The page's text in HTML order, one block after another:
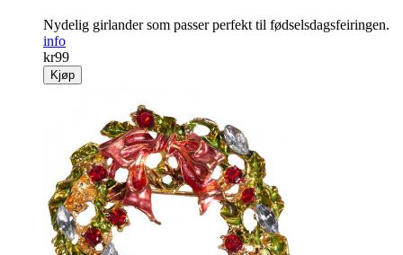
Nydelig girlander som passer perfekt til fødselsdagsfeiringen.
info
kr99
Kjøp